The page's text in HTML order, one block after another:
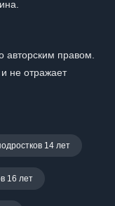
правом.
не отражает
14 лет
16 лет